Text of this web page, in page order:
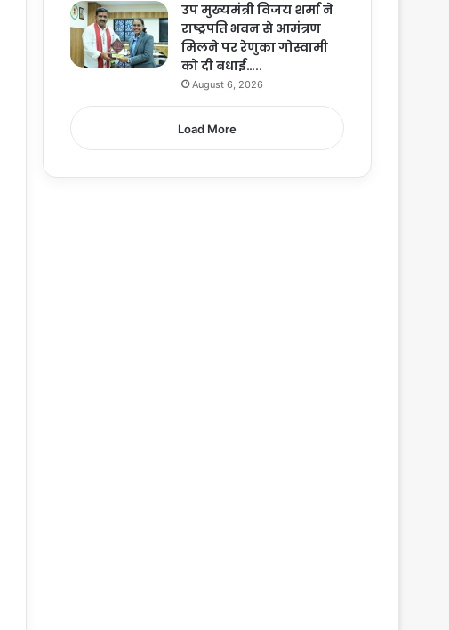
उप मुख्यमंत्री विजय शर्मा ने
राष्ट्रपति भवन से आमंत्रण
मिलने पर रेणुका गोस्वामी
को दी बधाई…..
August 6, 2026
Load More